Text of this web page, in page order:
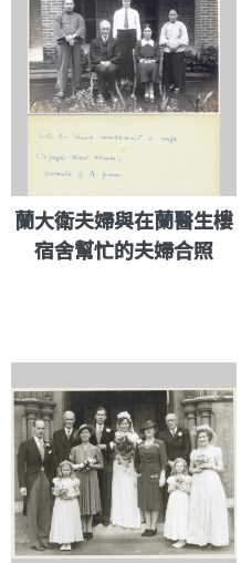
蘭大衛夫婦與在蘭醫生樓
宿舍幫忙的夫婦合照